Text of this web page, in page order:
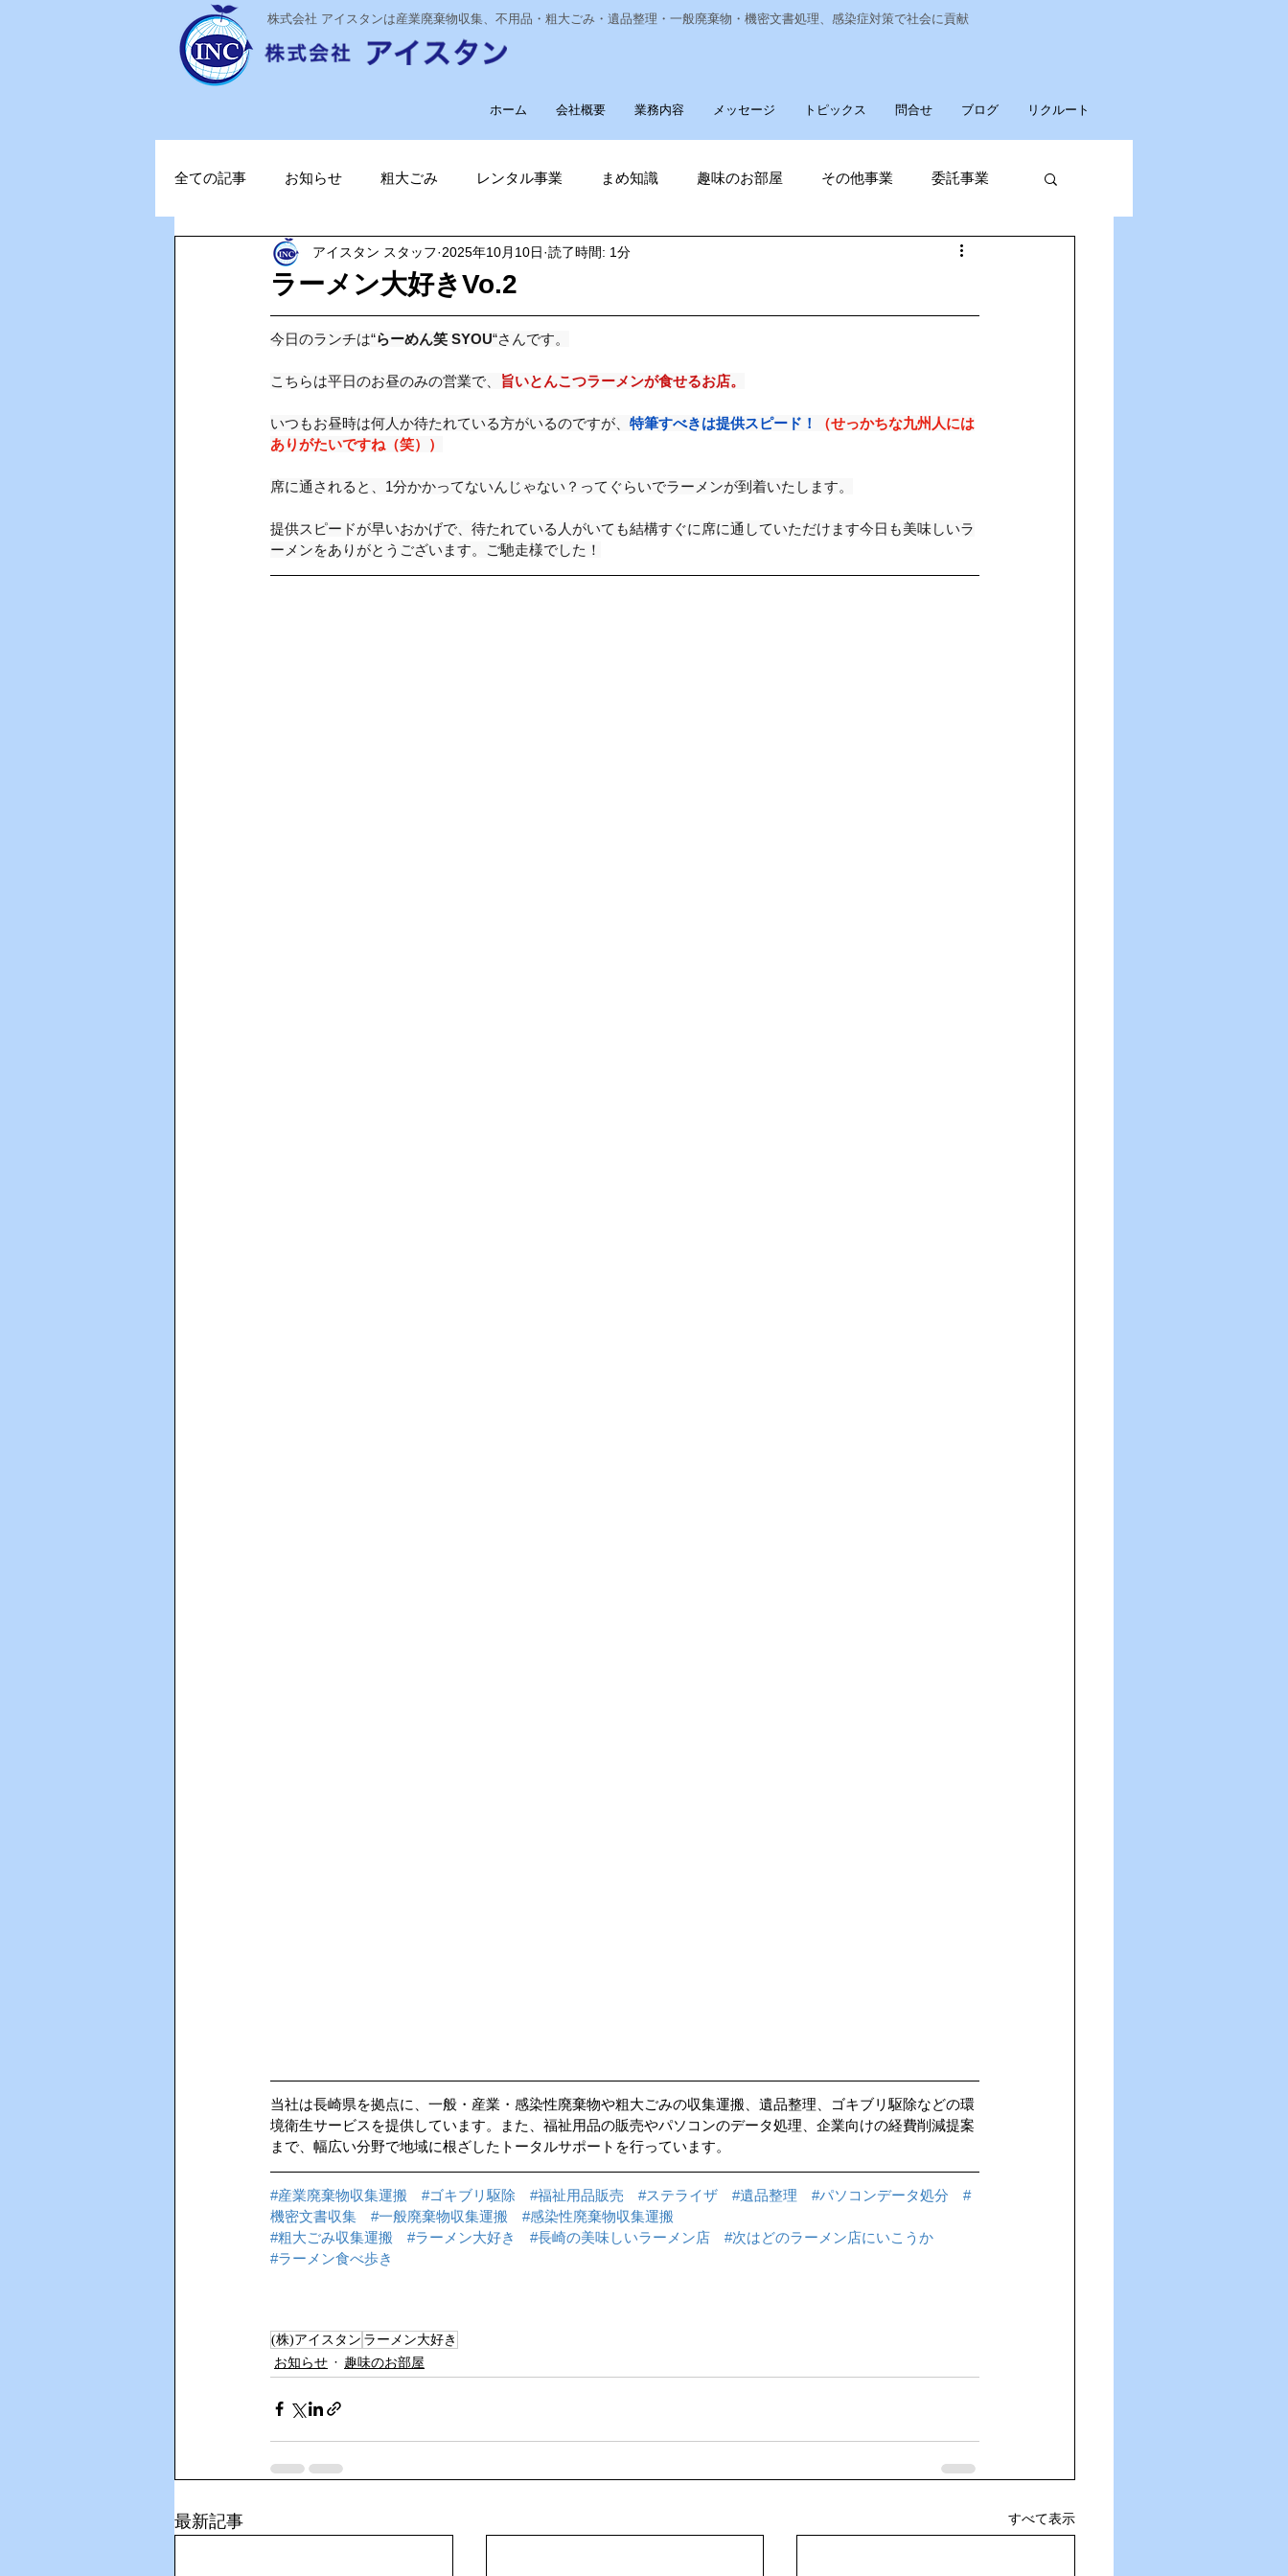
​株式会社 アイスタンは産業廃棄物収集、不用品・粗大ごみ・遺品整理・一般廃棄物・機密文書処理、感染症対策で社会に貢献
ホーム 会社概要 業務内容 メッセージ トピックス 問合せ ブログ リクルート
全ての記事 お知らせ 粗大ごみ レンタル事業 まめ知識 趣味のお部屋 その他事業 委託事業
ステライザ 感染対策 経費削減 ナノゾーン デオグラス
ポータブル蓄電池 ガソリン削減 電気代削減
AIインカム HACCP（ハサップ） 夏のドライブ 機密文書収集 愛犬紹介
ラーメン大好きVo.2
アイスタン スタッフ 2025年10月10日 読了時間: 1分
今日のランチは“らーめん笑 SYOU“さんです。
こちらは平日のお昼のみの営業で、 旨いとんこつラーメンが食せるお店。
いつもお昼時は何人か待たれている方がいるのですが、 特筆すべきは提供スピード！
（せっかちな九州人には
ありがたいですね（笑））
席に通されると、1分かかってないんじゃない？ってぐらいでラーメンが到着いたします。
提供スピードが早いおかげで、待たれている人がいても結構すぐに席に通していただけます今日も美味しいラ
ーメンをありがとうございます。ご馳走様でした！
当社は長崎県を拠点に、一般・産業・感染性廃棄物や粗大ごみの収集運搬、遺品整理、ゴキブリ駆除などの環
境衛生サービスを提供しています。また、福祉用品の販売やパソコンのデータ処理、企業向けの経費削減提案
まで、幅広い分野で地域に根ざしたトータルサポートを行っています。
#産業廃棄物収集運搬 #ゴキブリ駆除 #福祉用品販売 #ステライザ #遺品整理 #パソコンデータ処分
#
機密文書収集
#一般廃棄物収集運搬
#感染性廃棄物収集運搬
#粗大ごみ収集運搬
#ラーメン大好き #長崎の美味しいラーメン店
#次はどのラーメン店にいこうか
#ラーメン食べ歩き
(株)アイスタン ラーメン大好き
お知らせ 趣味のお部屋
最新記事 すべて表示